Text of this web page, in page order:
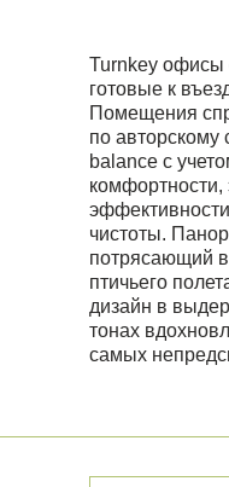
Turnkey офисы
готовые к
Помещения
по авторскому
balance с
комфортности,
чистоты.
потрясающий
птичьего
дизайн в
тонах
самых